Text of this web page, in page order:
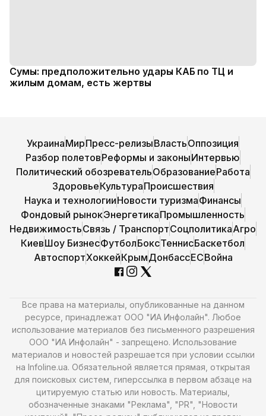
Сумы: предположительно удары КАБ по ТЦ и
жилым домам, есть жертвы
УкраинаМирПресс-релизыВластьОппозиция
Разбор полетовРеформы и законыИнтервью
Политический обозревательОбразованиеРабота
ЗдоровьеКультураПроисшествия
Наука и технологииНовости туризмаФинансы
Фондовый рынокЭнергетикаПромышленность
НедвижимостьСвязь / ТранспортСоцполитикаАгро
КиевШоу БизнесФутболБоксТеннисБаскетбол
АвтоспортХоккейКрымДонбассЕСВойна
Все права на материалы, опубликованные на данном
ресурсе, принадлежат ООО "ИА Инфолайн". Любое
использование материалов без письменного разрешения
ООО "ИА Инфолайн" - запрещено. Использование
материалов и новостей разрешается при условии ссылки
на Infoline.ua. Обязательной является прямая, открытая
для поисковых систем, гиперссылка в первом абзаце на
цитируемую статью или новость. Материалы,
обозначенные знаками "Реклама", "PR", "Новости